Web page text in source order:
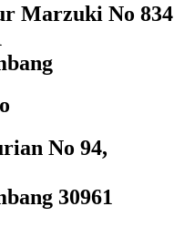
Marzuki No 834
No 94,
30961